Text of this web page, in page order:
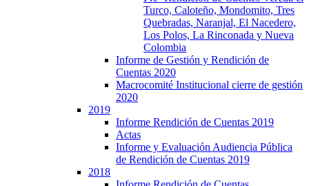
Turco, Caloteño, Mondomito, Tres
Quebradas, Naranjal, El Nacedero,
Los Polos, La Rinconada y Nueva
Colombia
Informe de Gestión y Rendición de
Cuentas 2020
Macrocomité Institucional cierre de gestión
2020
2019
Informe Rendición de Cuentas 2019
Actas
Informe y Evaluación Audiencia Pública
de Rendición de Cuentas 2019
2018